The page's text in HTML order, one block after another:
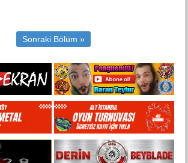
Sonraki Bölüm »